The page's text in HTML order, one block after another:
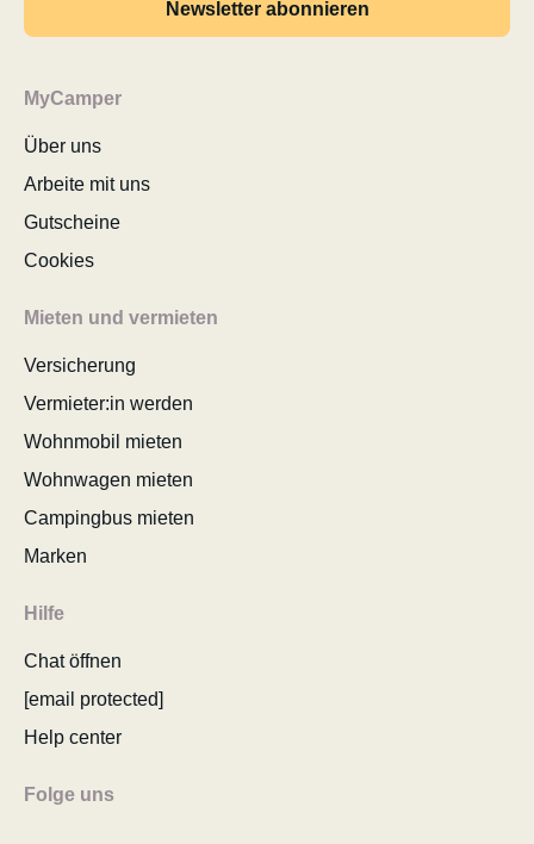
Newsletter abonnieren
MyCamper
Über uns
Arbeite mit uns
Gutscheine
Cookies
Mieten und vermieten
Versicherung
Vermieter:in werden
Wohnmobil mieten
Wohnwagen mieten
Campingbus mieten
Marken
Hilfe
Chat öffnen
[email protected]
Help center
Folge uns